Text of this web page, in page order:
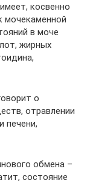
косвенно
мочекаменной
в моче
жирных
о
отравлении
печени,
обмена –
состояние